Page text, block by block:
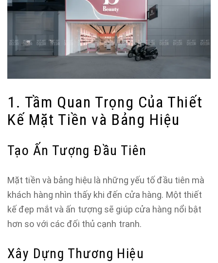
1. Tầm Quan Trọng Của Thiết
Kế Mặt Tiền và Bảng Hiệu
Tạo Ấn Tượng Đầu Tiên
Mặt tiền và bảng hiệu là những yếu tố đầu tiên mà
khách hàng nhìn thấy khi đến cửa hàng. Một thiết
kế đẹp mắt và ấn tượng sẽ giúp cửa hàng nổi bật
hơn so với các đối thủ cạnh tranh.
Xây Dựng Thương Hiệu